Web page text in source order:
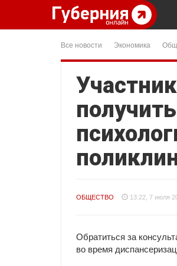
Все новости Экономика
ОБЩЕСТВО 13:22, 7 июля
Обратиться за
во время